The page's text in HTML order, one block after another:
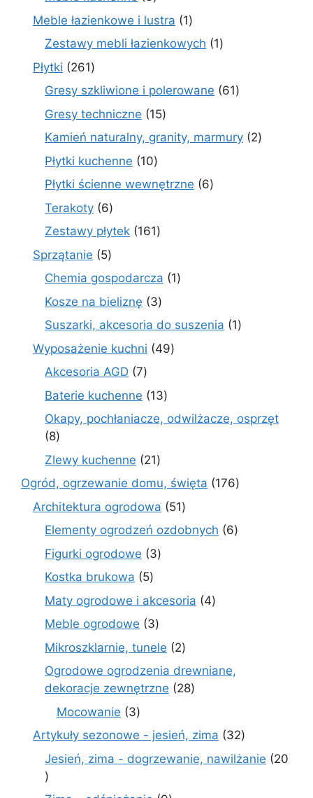
produkty
Meble łazienkowe i lustra 11
produkt
Zestawy mebli łazienkowych 11
Płytki 261261
produktów
Gresy szkliwione i polerowane 6161
Gresy techniczne 1515
produktów
Kamień naturalny, granity, marmury 22
Płytki kuchenne 1010
produktów
Płytki ścienne wewnętrzne 66
Terakoty 66
produktów
Zestawy płytek 161161
Sprzątanie 55
produktów
Chemia gospodarcza 11
Kosze na bieliznę 33
produkty
Suszarki, akcesoria do suszenia 11
Wyposażenie kuchni 4949
Akcesoria AGD 77
produktów
Baterie kuchenne 1313
produktów
Okapy, pochłaniacze, odwilżacze, osprzęt
88
produktów
Zlewy kuchenne 2121
produktów
Ogród, ogrzewanie domu, święta 176176
Architektura ogrodowa 5151
produktów
Elementy ogrodzeń ozdobnych 66
Figurki ogrodowe 33
Kostka brukowa 55
produktów
Maty ogrodowe i akcesoria 44
Meble ogrodowe 33
produkty
Mikroszklarnie, tunele 22
produkty
Ogrodowe ogrodzenia drewniane,
dekoracje zewnętrzne
2828
Mocowanie 33
produkty
Artykuły sezonowe - jesień, zima 3232
produkty
Jesień, zima - dogrzewanie, nawilżanie
20
20
produktów